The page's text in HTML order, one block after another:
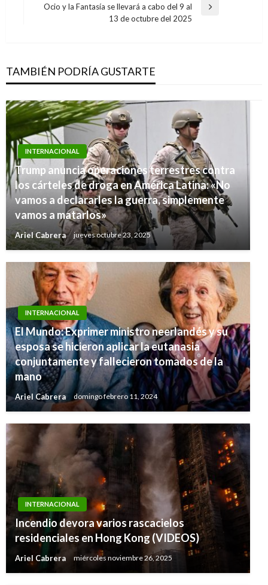
Entrada
Ocio y la Fantasía se llevará a cabo del 9 al
13 de octubre del 2025
TAMBIÉN PODRÍA GUSTARTE
INTERNACIONAL
Trump anuncia operaciones terrestres contra
los cárteles de droga en América Latina: «No
vamos a declararles la guerra, simplemente
vamos a matarlos»
Ariel Cabrera jueves octubre 23, 2025
INTERNACIONAL
El Mundo: Exprimer ministro neerlandés y su
esposa se hicieron aplicar la eutanasia
conjuntamente y fallecieron tomados de la
mano
Ariel Cabrera domingo febrero 11, 2024
INTERNACIONAL
Incendio devora varios rascacielos
residenciales en Hong Kong (VIDEOS)
Ariel Cabrera miércoles noviembre 26, 2025